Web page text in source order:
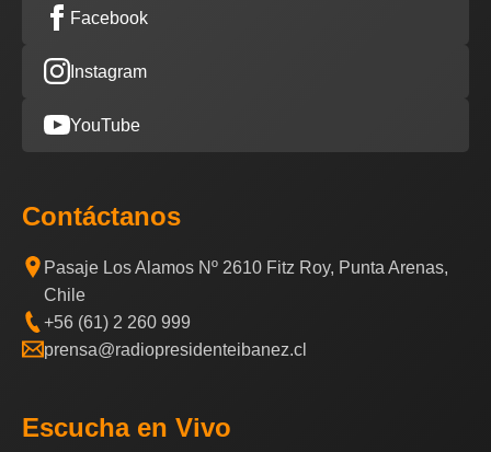
Facebook
Instagram
YouTube
Contáctanos
Pasaje Los Alamos Nº 2610 Fitz Roy, Punta Arenas,
Chile
+56 (61) 2 260 999
prensa@radiopresidenteibanez.cl
Escucha en Vivo